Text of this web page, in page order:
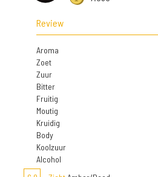
Review
Aroma
Zoet
Zuur
Bitter
Fruitig
Moutig
Kruidig
Body
Koolzuur
Alcohol